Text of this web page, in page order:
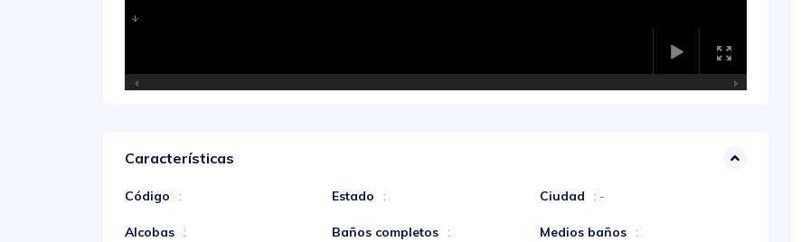
Características
Código : Estado : Ciudad : -
Alcobas : Baños completos : Medios baños :